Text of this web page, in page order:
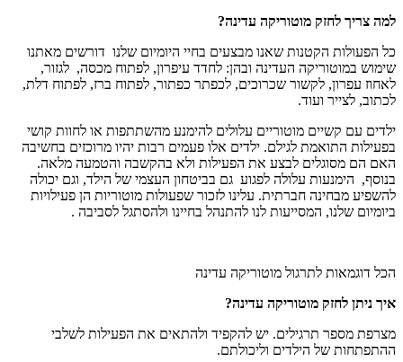
למה צריך לחזק מוטוריקה עדינה?
כל הפעולות הקטנות שאנו מבצעים בחיי היומיום שלנו דורשים מאתנו
שימוש במוטוריקה העדינה ובהן: לחדד עיפרון, לפתוח מכסה, לגזור,
לאחוז עפרון, לקשור שכרוכים, לכפתר כפתור, לפתוח ברז, לפתוח דלת,
לכתוב, לצייר ועוד.
ילדים עם קשיים מוטוריים עלולים להימנע מהשתתפות או לחוות קושי
בפעילות התואמת לגילם. ילדים אלו פעמים רבות יהיו מרוכזים בחשיבה
האם הם מסוגלים לבצע את הפעילות ולא בהקשבה והטמעה מלאה.
בנוסף, הימנעות עלולה לפגוע גם בביטחון העצמי של הילד, וגם יכולה
להשפיע מבחינה חברתית. עלינו לזכור שפעולות מוטוריות הן פעילויות
ביומיום שלנו, המסייעות לנו להתנהל בחיינו ולהסתגל לסביבה .
הכל דוגמאות לתרגול מוטוריקה עדינה
איך ניתן לחזק מוטוריקה עדינה?
מצרפת מספר תרגילים. יש להקפיד ולהתאים את הפעילות לשלבי
ההתפתחות של הילדים וליכולתם.